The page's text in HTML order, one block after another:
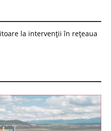
la intervenții în rețeaua